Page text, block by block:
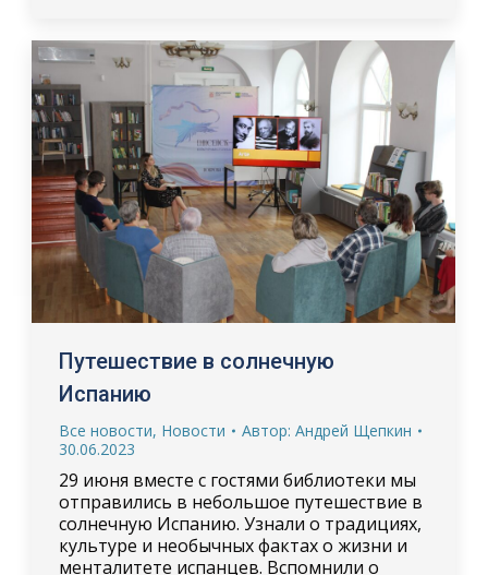
Путешествие в солнечную
Испанию
Все новости, Новости Автор: Андрей Щепкин
30.06.2023
29 июня вместе с гостями библиотеки мы
отправились в небольшое путешествие в
солнечную Испанию. Узнали о традициях,
культуре и необычных фактах о жизни и
менталитете испанцев. Вспомнили о